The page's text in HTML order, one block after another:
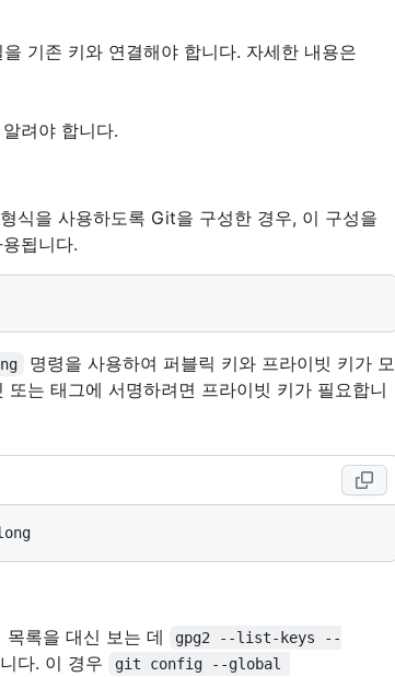
기존 키와 연결해야 합니다. 자세한 내용은
려야 합니다.
식을 사용하도록 Git을 구성한 경우, 이 구성을
됩니다.
명령을 사용하여 퍼블릭 키와 프라이빗 키가 모
는 태그에 서명하려면 프라이빗 키가 필요합니
록을 대신 보는 데
gpg2 --list-keys --
다. 이 경우
git config --global